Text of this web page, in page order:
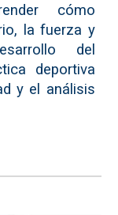
cómo
la fuerza y
del
deportiva
y el análisis